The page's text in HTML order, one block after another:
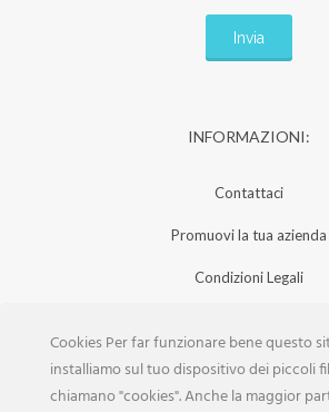
INFORMAZIONI:
Contattaci
Promuovi la tua azienda
Condizioni Legali
Iscrizione Aziende
Scarica la Rivista
Cookies Per far funzionare bene questo
installiamo sul tuo dispositivo dei piccoli
chiamano "cookies". Anche la maggior